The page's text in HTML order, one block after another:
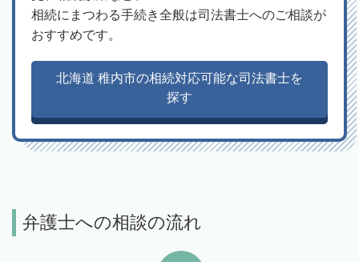
相続にまつわる手続き全般は司法書士へのご相談が
おすすめです。
北海道 稚内市の相続対応可能な司法書士を
探す
弁護士への相談の流れ